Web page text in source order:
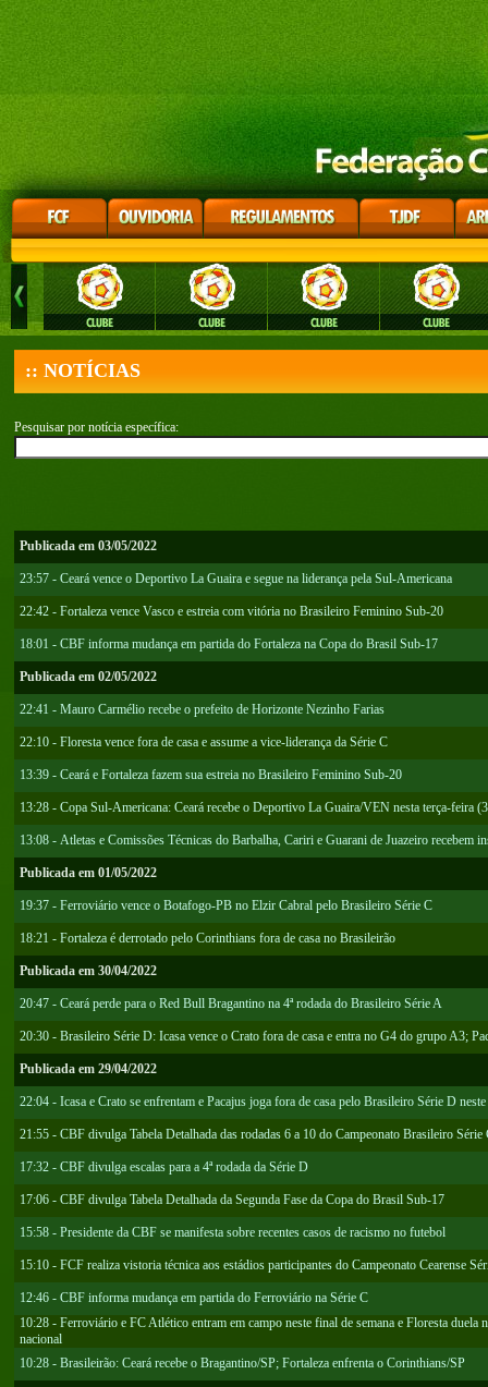
:: NOTÍCIAS
Pesquisar por notícia específica:
Publicada em 03/05/2022
23:57 - Ceará vence o Deportivo La Guaira e segue na liderança pela Sul-Americana
22:42 - Fortaleza vence Vasco e estreia com vitória no Brasileiro Feminino Sub-20
18:01 - CBF informa mudança em partida do Fortaleza na Copa do Brasil Sub-17
Publicada em 02/05/2022
22:41 - Mauro Carmélio recebe o prefeito de Horizonte Nezinho Farias
22:10 - Floresta vence fora de casa e assume a vice-liderança da Série C
13:39 - Ceará e Fortaleza fazem sua estreia no Brasileiro Feminino Sub-20
13:28 - Copa Sul-Americana: Ceará recebe o Deportivo La Guaira/VEN nesta terça-feira
13:08 - Atletas e Comissões Técnicas do Barbalha, Cariri e Guarani de Juazeiro recebem
Publicada em 01/05/2022
19:37 - Ferroviário vence o Botafogo-PB no Elzir Cabral pelo Brasileiro Série C
18:21 - Fortaleza é derrotado pelo Corinthians fora de casa no Brasileirão
Publicada em 30/04/2022
20:47 - Ceará perde para o Red Bull Bragantino na 4ª rodada do Brasileiro Série A
20:30 - Brasileiro Série D: Icasa vence o Crato fora de casa e entra no G4 do grupo A3;
Publicada em 29/04/2022
22:04 - Icasa e Crato se enfrentam e Pacajus joga fora de casa pelo Brasileiro Série D
21:55 - CBF divulga Tabela Detalhada das rodadas 6 a 10 do Campeonato Brasileiro Série
17:32 - CBF divulga escalas para a 4ª rodada da Série D
17:06 - CBF divulga Tabela Detalhada da Segunda Fase da Copa do Brasil Sub-17
15:58 - Presidente da CBF se manifesta sobre recentes casos de racismo no futebol
15:10 - FCF realiza vistoria técnica aos estádios participantes do Campeonato Cearense
12:46 - CBF informa mudança em partida do Ferroviário na Série C
10:28 - Ferroviário e FC Atlético entram em campo neste final de semana e Floresta duela
nacional
10:28 - Brasileirão: Ceará recebe o Bragantino/SP; Fortaleza enfrenta o Corinthians/SP